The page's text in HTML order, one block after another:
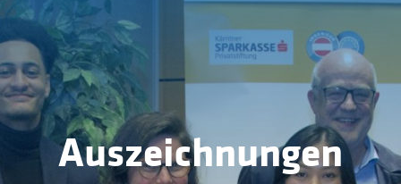
Auszeichnungen